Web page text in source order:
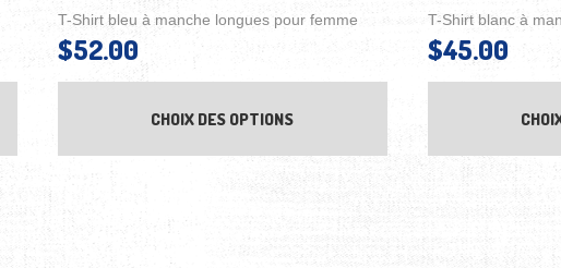
Ce produit a plusieurs variations. Les options peuvent être choisies sur la page du
T-Shirt bleu à manche longues pour femme
$52.00
CHOIX DES OPTIONS
Ce produit a plusieurs
T-Shirt blanc à
$45.00